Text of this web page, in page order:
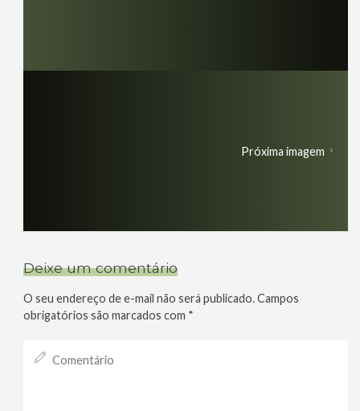
Próxima imagem
Deixe um comentário
O seu endereço de e-mail não será publicado. Campos
obrigatórios são marcados com *